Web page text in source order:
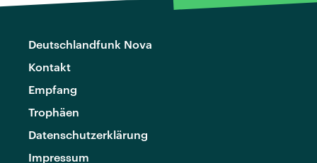
Deutschlandfunk Nova
Kontakt
Empfang
Trophäen
Datenschutzerklärung
Impressum